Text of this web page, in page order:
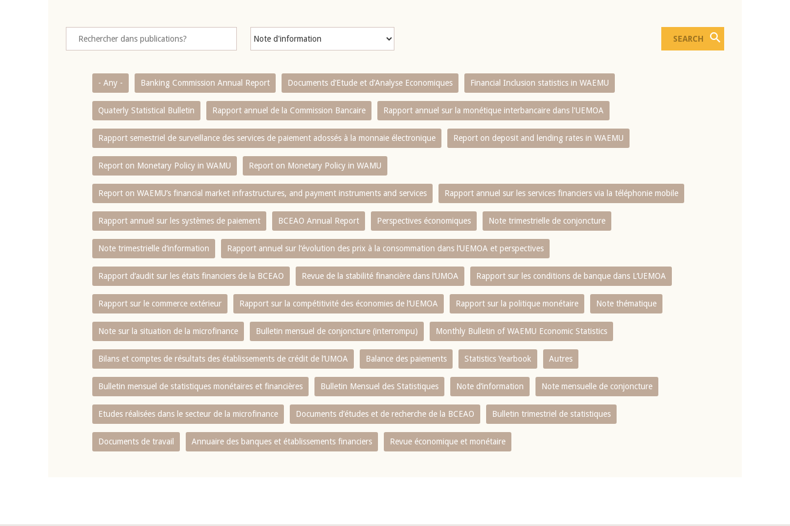
- Any - Banking Commission Annual Report Documents d’Etude et d’Analyse Economiques Financial Inclusion statistics in WAEMU
Quaterly Statistical Bulletin Rapport annuel de la Commission Bancaire Rapport annuel sur la monétique interbancaire dans l'UEMOA
Rapport semestriel de surveillance des services de paiement adossés à la monnaie électronique Report on deposit and lending rates in WAEMU
Report on Monetary Policy in WAMU Report on Monetary Policy in WAMU
Report on WAEMU’s financial market infrastructures, and payment instruments and services Rapport annuel sur les services financiers via la téléphonie mobile
Rapport annuel sur les systèmes de paiement BCEAO Annual Report Perspectives économiques Note trimestrielle de conjoncture
Note trimestrielle d‘information Rapport annuel sur l‘évolution des prix à la consommation dans l‘UEMOA et perspectives
Rapport d‘audit sur les états financiers de la BCEAO Revue de la stabilité financière dans l‘UMOA Rapport sur les conditions de banque dans L‘UEMOA
Rapport sur le commerce extérieur Rapport sur la compétitivité des économies de l‘UEMOA Rapport sur la politique monétaire Note thématique
Note sur la situation de la microfinance Bulletin mensuel de conjoncture (interrompu) Monthly Bulletin of WAEMU Economic Statistics
Bilans et comptes de résultats des établissements de crédit de l‘UMOA Balance des paiements Statistics Yearbook Autres
Bulletin mensuel de statistiques monétaires et financières Bulletin Mensuel des Statistiques Note d’information Note mensuelle de conjoncture
Etudes réalisées dans le secteur de la microfinance Documents d’études et de recherche de la BCEAO Bulletin trimestriel de statistiques
Documents de travail Annuaire des banques et établissements financiers Revue économique et monétaire